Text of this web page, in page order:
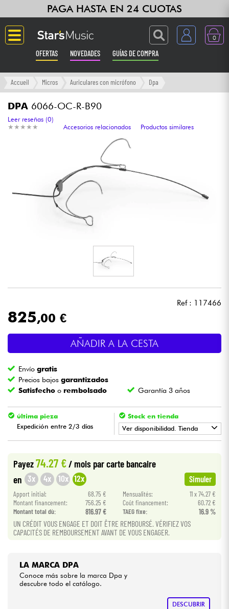
PAGA HASTA EN 24 CUOTAS
0
OFERTAS NOVEDADES GUÍAS DE COMPRA
Langue
Guitarras & Bajos
Ampli & Efectos
Sintetizadores & samplers
Grabación
Sistemas de Sonido
Batería y percusión
Violines y cuarteto
Cables & Acces.
HiFi
Bundle
Accueil Micros Auriculares con micrófono Dpa
DPA 6066-OC-R-B90
★ ★ ★ ★ ★
★ ★ ★ ★ ★
Leer reseñas (0)
Accesorios relacionados
Productos similares
Ref : 117466
825,00 €
AÑADIR A LA CESTA
Envíogratis
Precios bajosgarantizados
Satisfecho o rembolsado Garantía 3 años
última pieza
Expedición entre 2/3 días
Stock en tienda
Ver disponibilidad. Tienda
Payez74.27 €/ mois par carte bancaire
en 3x 4x 10x 12x Simuler
Apport initial: 68.75 € Mensualités:
11 x 74.27 €
Montant financement:
756.25 € Coût financement:
60.72 €
Montant total dù:
816.97 € TAEG fixe: 16.9 %
UN CRÉDIT VOUS ENGAGE ET DOIT ÊTRE REMBOURSÉ. VÉRIFIEZ VOS
CAPACITÉS DE REMBOURSEMENT AVANT DE VOUS ENGAGER.
LA MARCA DPA
Conoce más sobre la marca Dpa y
descubre todo el catálogo.
DESCUBRIR